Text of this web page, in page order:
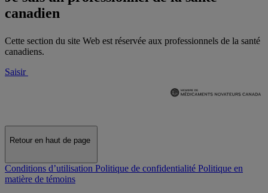
canadien
Cette section du site Web est réservée aux professionnels de la santé
canadiens.
Saisir
Retour en haut de page
Conditions d’utilisation Politique de confidentialité Politique en
matière de témoins